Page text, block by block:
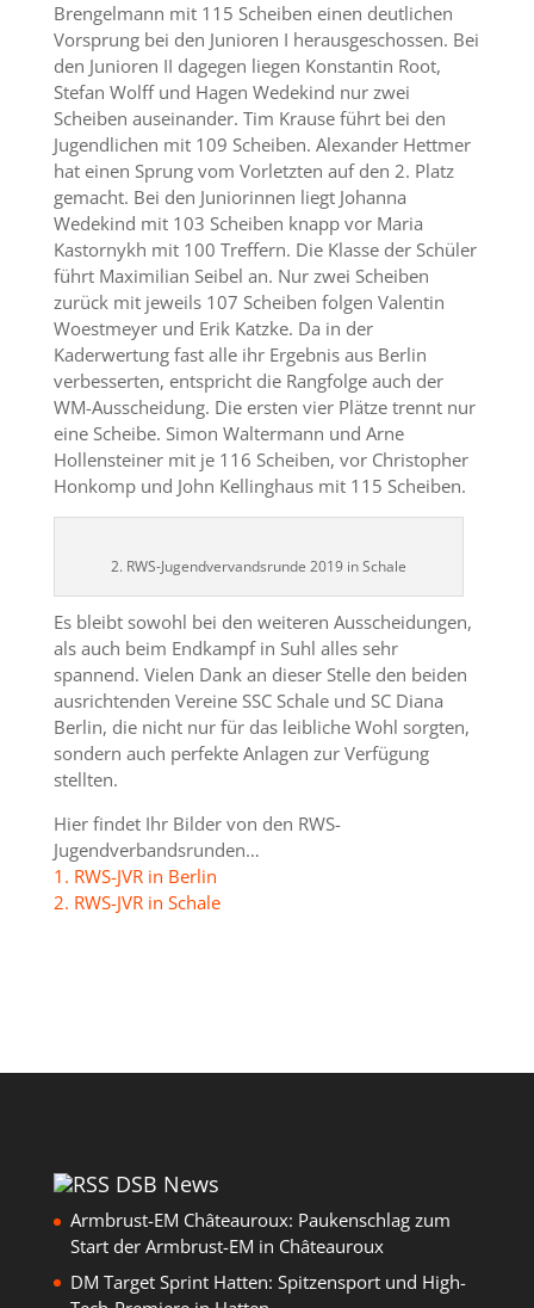
Brengelmann mit 115 Scheiben einen deutlichen
Vorsprung bei den Junioren I herausgeschossen. Bei
den Junioren II dagegen liegen Konstantin Root,
Stefan Wolff und Hagen Wedekind nur zwei
Scheiben auseinander. Tim Krause führt bei den
Jugendlichen mit 109 Scheiben. Alexander Hettmer
hat einen Sprung vom Vorletzten auf den 2. Platz
gemacht. Bei den Juniorinnen liegt Johanna
Wedekind mit 103 Scheiben knapp vor Maria
Kastornykh mit 100 Treffern. Die Klasse der Schüler
führt Maximilian Seibel an. Nur zwei Scheiben
zurück mit jeweils 107 Scheiben folgen Valentin
Woestmeyer und Erik Katzke. Da in der
Kaderwertung fast alle ihr Ergebnis aus Berlin
verbesserten, entspricht die Rangfolge auch der
WM-Ausscheidung. Die ersten vier Plätze trennt nur
eine Scheibe. Simon Waltermann und Arne
Hollensteiner mit je 116 Scheiben, vor Christopher
Honkomp und John Kellinghaus mit 115 Scheiben.
2. RWS-Jugendvervandsrunde 2019 in Schale
Es bleibt sowohl bei den weiteren Ausscheidungen,
als auch beim Endkampf in Suhl alles sehr
spannend. Vielen Dank an dieser Stelle den beiden
ausrichtenden Vereine SSC Schale und SC Diana
Berlin, die nicht nur für das leibliche Wohl sorgten,
sondern auch perfekte Anlagen zur Verfügung
stellten.
Hier findet Ihr Bilder von den RWS-
Jugendverbandsrunden…
1. RWS-JVR in Berlin
2. RWS-JVR in Schale
DSB News
Armbrust-EM Châteauroux: Paukenschlag zum
Start der Armbrust-EM in Châteauroux
DM Target Sprint Hatten: Spitzensport und High-